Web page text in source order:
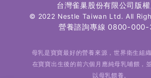
台灣雀巢股份有限公司版
© 2022 Nestle Taiwan Ltd. All
營養諮詢專線 0800-000-
母乳是寶寶最好的營養來源，世界衛生組
在寶寶出生後的前六個月應純母乳哺餵，
以母乳餵養。